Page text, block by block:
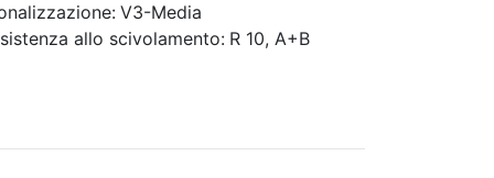
V3-Media
allo scivolamento: R 10, A+B